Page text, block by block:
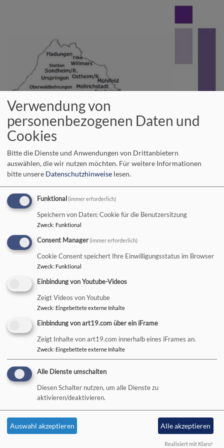
Wir im Evangelisch-Lutherischen
Dekanatsbezirk Bad Neustadt an der
Hauptnavigation
Startseite Aggregator Sources
Sources
Hauptnavigation
Aktuelles
Wer macht was?
Kirchengemeinden, Pfarreien
Kirchliche Einrichtungen
Datenschutzerklärung
Barrierefreiheitserklärung
Verwendung von
personenbezogenen Daten und
Cookies
Bitte die Dienste und Anwendungen von Drittanbietern
auswählen, die wir nutzen möchten. Für weitere Informationen
bitte unsere Datenschutzhinweise lesen.
Funktional (immer erforderlich)
Speichern von Daten: Cookie für die Benutzersitzung
Zweck: Funktional
Consent Manager(immer erforderlich)
Cookie Consent speichert Ihre Einwilligungsstatus im Browser
Zweck: Funktional
Einbindung von Youtube-Videos
Zeigt Videos von Youtube
Zweck: Eingebettete externe Inhalte
Einbindung von art19.com über ein iFrame
Zeigt Inhalte von art19.com innerhalb eines iFrames an.
Zweck: Eingebettete externe Inhalte
Alle Dienste umschalten
Diesen Schalter nutzen, um alle Dienste zu
aktivieren/deaktivieren.
Auswahl akzeptieren Alle akzeptieren
Realisiert mit Klaro!